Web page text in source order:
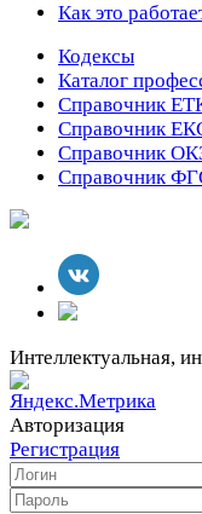
Как это
Кодексы
Каталог
Справочник
Справочник
Справочник
Справочник
Интеллектуальная,
Авторизация
Регистрация